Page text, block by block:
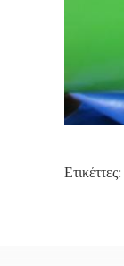
Ετικέττες: